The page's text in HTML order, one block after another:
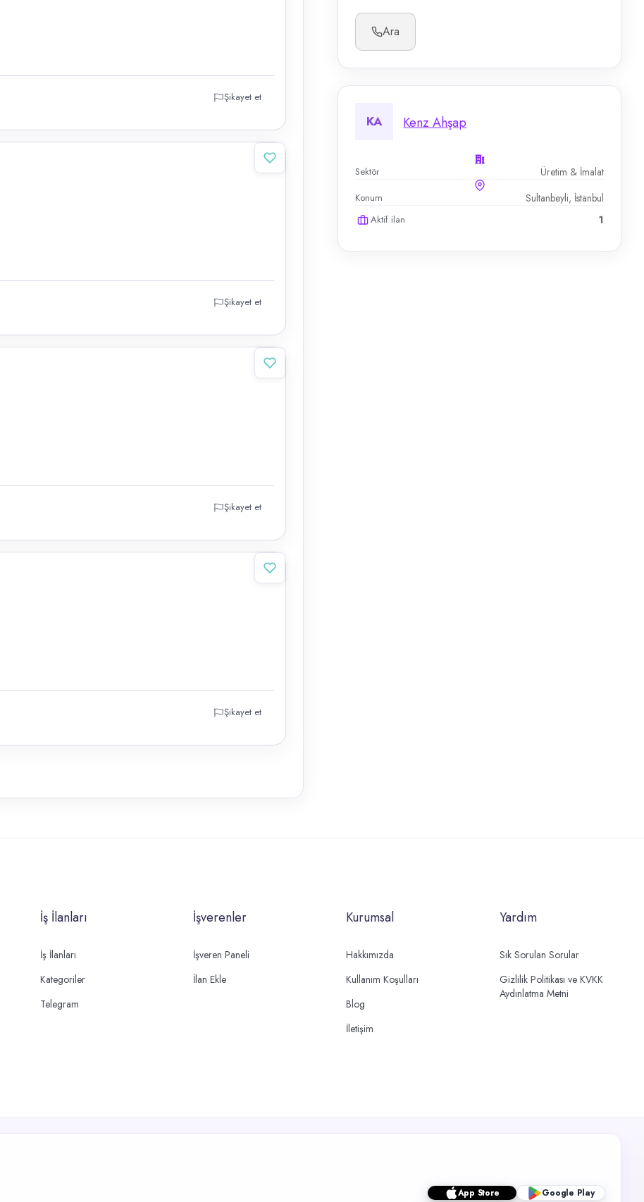
Ara
KA Kenz Ahşap
Sektör Üretim & İmalat
Konum Sultanbeyli, İstanbul
Aktif ilan 1
Şikayet et
Şikayet et
Şikayet et
Şikayet et
İş İlanları
İş İlanları
Kategoriler
Telegram
İşverenler
İşveren Paneli
İlan Ekle
Kurumsal
Hakkımızda
Kullanım Koşulları
Blog
İletişim
Yardım
Sık Sorulan Sorular
Gizlilik Politikası ve KVKK
Aydınlatma Metni
App Store Google Play